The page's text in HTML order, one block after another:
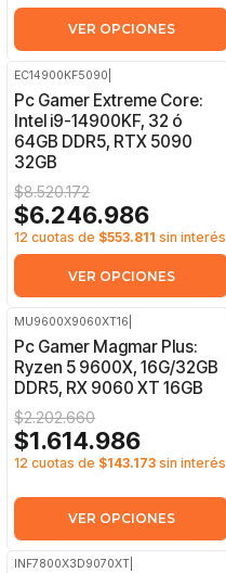
VER OPCIONES
EC14900KF5090
Pc Gamer Extreme Core:
Intel i9-14900KF, 32 ó
64GB DDR5, RTX 5090
32GB
$8.520.172
$6.246.986
12 cuotas de $553.811 sin interés
VER OPCIONES
MU9600X9060XT16
Pc Gamer Magmar Plus:
Ryzen 5 9600X, 16G/32GB
DDR5, RX 9060 XT 16GB
$2.202.660
$1.614.986
12 cuotas de $143.173 sin interés
VER OPCIONES
INF7800X3D9070XT